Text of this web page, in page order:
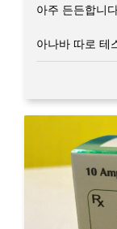
아주 든든합니
아나바 따로 테